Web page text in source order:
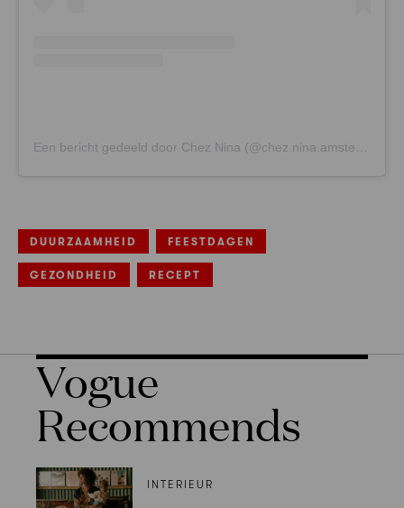
Een bericht gedeeld door Chez Nina (@chez.nina.amsterdam)
DUURZAAMHEID FEESTDAGEN
GEZONDHEID RECEPT
Vogue
Recommends
INTERIEUR